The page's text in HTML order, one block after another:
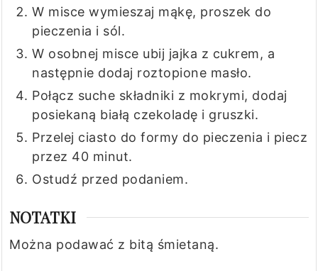
W misce wymieszaj mąkę, proszek do
pieczenia i sól.
W osobnej misce ubij jajka z cukrem, a
następnie dodaj roztopione masło.
Połącz suche składniki z mokrymi, dodaj
posiekaną białą czekoladę i gruszki.
Przelej ciasto do formy do pieczenia i piecz
przez 40 minut.
Ostudź przed podaniem.
NOTATKI
Można podawać z bitą śmietaną.